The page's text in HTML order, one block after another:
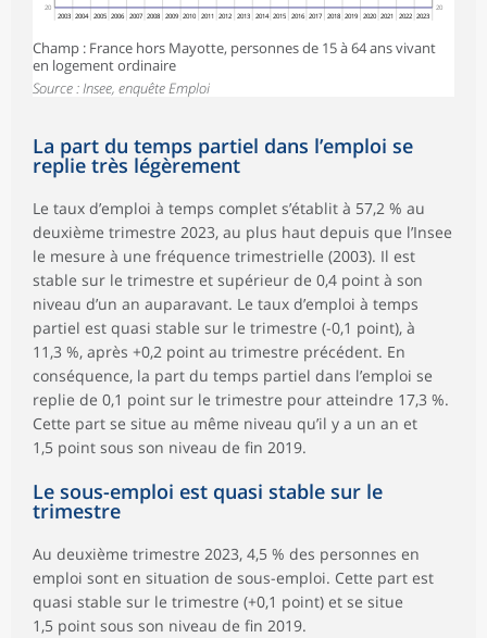
20
20
2003 2004 2005 2006 2007 2008 2009 2010 2011 2012 2013 2014 2015 2016 2017 2018 2019 2020 2021 2022 2023
Champ : France hors Mayotte, personnes de 15 à 64 ans vivant
en logement ordinaire
Source : Insee, enquête Emploi
La part du temps partiel dans l’emploi se
replie très légèrement
Le taux d’emploi à temps complet s’établit à 57,2 % au
deuxième trimestre 2023, au plus haut depuis que l’Insee
le mesure à une fréquence trimestrielle (2003). Il est
stable sur le trimestre et supérieur de 0,4 point à son
niveau d’un an auparavant. Le taux d’emploi à temps
partiel est quasi stable sur le trimestre (-0,1 point), à
11,3 %, après +0,2 point au trimestre précédent. En
conséquence, la part du temps partiel dans l’emploi se
replie de 0,1 point sur le trimestre pour atteindre 17,3 %.
Cette part se situe au même niveau qu’il y a un an et
1,5 point sous son niveau de fin 2019.
Le sous-emploi est quasi stable sur le
trimestre
Au deuxième trimestre 2023, 4,5 % des personnes en
emploi sont en situation de sous-emploi. Cette part est
quasi stable sur le trimestre (+0,1 point) et se situe
1,5 point sous son niveau de fin 2019.